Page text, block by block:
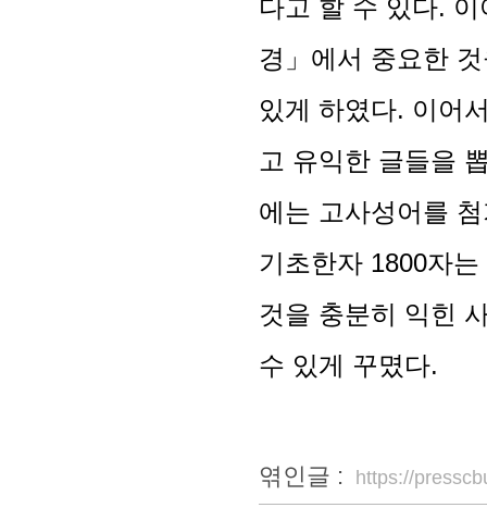
다고 할 수 있다.
경」에서 중요한
있게 하였다. 이어
고 유익한 글들을
에는 고사성어를
기초한자 1800자
것을 충분히 익힌
수 있게 꾸몄다.
엮인글 : https://